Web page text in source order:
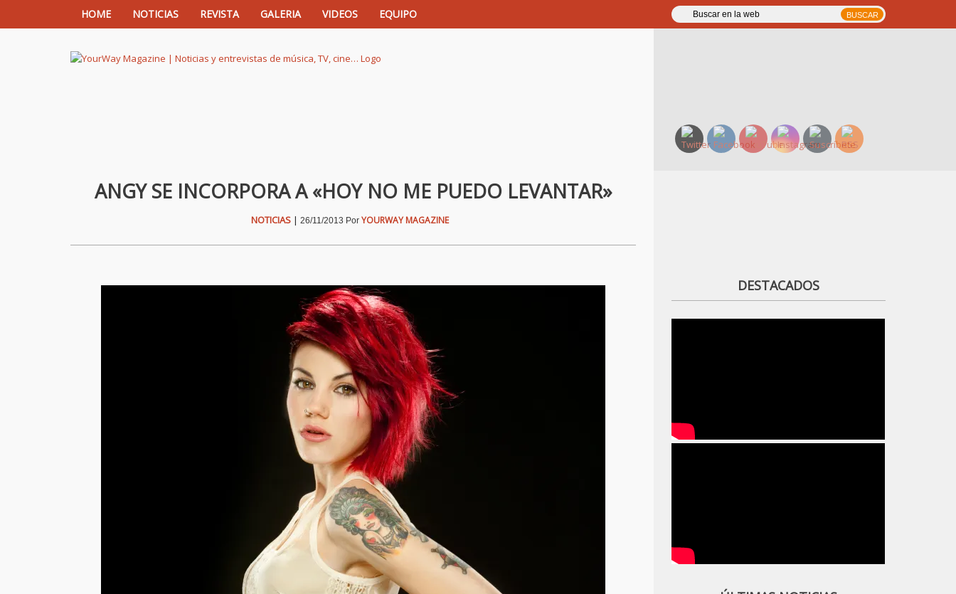
HOME NOTICIAS REVISTA GALERIA VIDEOS EQUIPO
ANGY SE INCORPORA A «HOY NO ME PUEDO LEVANTAR»
NOTICIAS| 26/11/2013 Por YOURWAY MAGAZINE
DESTACADOS